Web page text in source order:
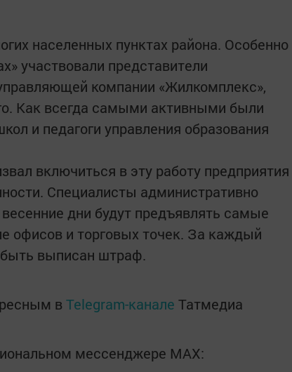
населенных пунктах района. Особенно
участвовали представители
компании «Жилкомплекс»,
Как всегда самыми активными были
и педагоги управления образования
включиться в эту работу предприятия
Специалисты административно
дни будут предъявлять самые
офисов и торговых точек. За каждый
выписан штраф.
в Telegram-канале Татмедиа
мессенджере MАХ: